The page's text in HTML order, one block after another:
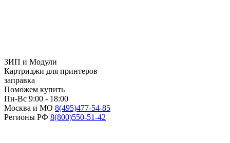
ЗИП и Модули
Картриджи для принтеров
заправка
Поможем купить
Пн-Вс 9:00 - 18:00
Москва и МО 8(495)477-54-85
Регионы РФ 8(800)550-51-42